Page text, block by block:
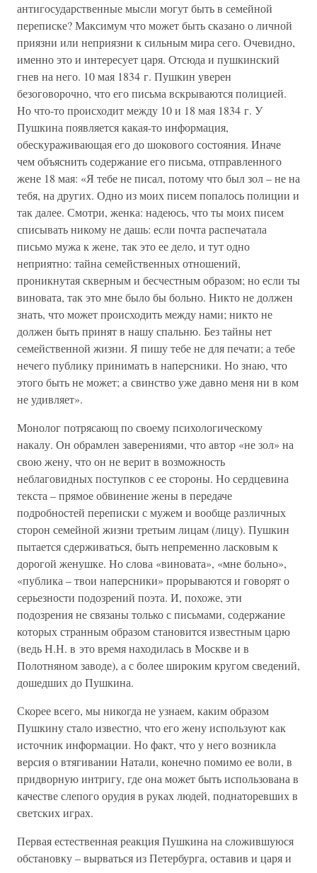
антигосударственные мысли могут быть в семейной
переписке? Максимум что может быть сказано о личной
приязни или неприязни к сильным мира сего. Очевидно,
именно это и интересует царя. Отсюда и пушкинский
гнев на него. 10 мая 1834 г. Пушкин уверен
безоговорочно, что его письма вскрываются полицией.
Но что-то происходит между 10 и 18 мая 1834 г. У
Пушкина появляется какая-то информация,
обескураживающая его до шокового состояния. Иначе
чем объяснить содержание его письма, отправленного
жене 18 мая: «Я тебе не писал, потому что был зол – не на
тебя, на других. Одно из моих писем попалось полиции и
так далее. Смотри, женка: надеюсь, что ты моих писем
списывать никому не дашь: если почта распечатала
письмо мужа к жене, так это ее дело, и тут одно
неприятно: тайна семейственных отношений,
проникнутая скверным и бесчестным образом; но если ты
виновата, так это мне было бы больно. Никто не должен
знать, что может происходить между нами; никто не
должен быть принят в нашу спальню. Без тайны нет
семейственной жизни. Я пишу тебе не для печати; а тебе
нечего публику принимать в наперсники. Но знаю, что
этого быть не может; а свинство уже давно меня ни в ком
не удивляет».
Монолог потрясающ по своему психологическому
накалу. Он обрамлен заверениями, что автор «не зол» на
свою жену, что он не верит в возможность
неблаговидных поступков с ее стороны. Но сердцевина
текста – прямое обвинение жены в передаче
подробностей переписки с мужем и вообще различных
сторон семейной жизни третьим лицам (лицу). Пушкин
пытается сдерживаться, быть непременно ласковым к
дорогой женушке. Но слова «виновата», «мне больно»,
«публика – твои наперсники» прорываются и говорят о
серьезности подозрений поэта. И, похоже, эти
подозрения не связаны только с письмами, содержание
которых странным образом становится известным царю
(ведь Н.Н. в это время находилась в Москве и в
Полотняном заводе), а с более широким кругом сведений,
дошедших до Пушкина.
Скорее всего, мы никогда не узнаем, каким образом
Пушкину стало известно, что его жену используют как
источник информации. Но факт, что у него возникла
версия о втягивании Натали, конечно помимо ее воли, в
придворную интригу, где она может быть использована в
качестве слепого орудия в руках людей, поднаторевших в
светских играх.
Первая естественная реакция Пушкина на сложившуюся
обстановку – вырваться из Петербурга, оставив и царя и